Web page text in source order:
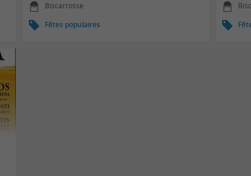
Biscarrosse
Fêtes populaires